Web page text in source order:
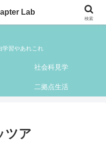
Lab
学習やあれこれ
社会科見学
二拠点生活
ツア
Lab
検索